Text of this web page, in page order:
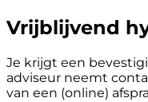
Vrijblijvend
Je krijgt een
adviseur neemt
van een (online)